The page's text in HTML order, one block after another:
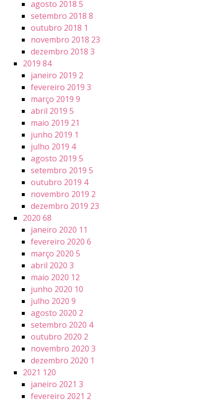
agosto 2018 5
setembro 2018 8
outubro 2018 1
novembro 2018 23
dezembro 2018 3
2019 84
janeiro 2019 2
fevereiro 2019 3
março 2019 9
abril 2019 5
maio 2019 21
junho 2019 1
julho 2019 4
agosto 2019 5
setembro 2019 5
outubro 2019 4
novembro 2019 2
dezembro 2019 23
2020 68
janeiro 2020 11
fevereiro 2020 6
março 2020 5
abril 2020 3
maio 2020 12
junho 2020 10
julho 2020 9
agosto 2020 2
setembro 2020 4
outubro 2020 2
novembro 2020 3
dezembro 2020 1
2021 120
janeiro 2021 3
fevereiro 2021 2